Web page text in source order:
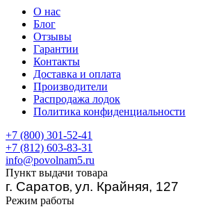
О нас
Блог
Отзывы
Гарантии
Контакты
Доставка и оплата
Производители
Распродажа лодок
Политика конфиденциальности
+7 (800) 301-52-41
+7 (812) 603-83-31
info@povolnam5.ru
Пункт выдачи товара
г. Саратов, ул. Крайняя, 127
Режим работы